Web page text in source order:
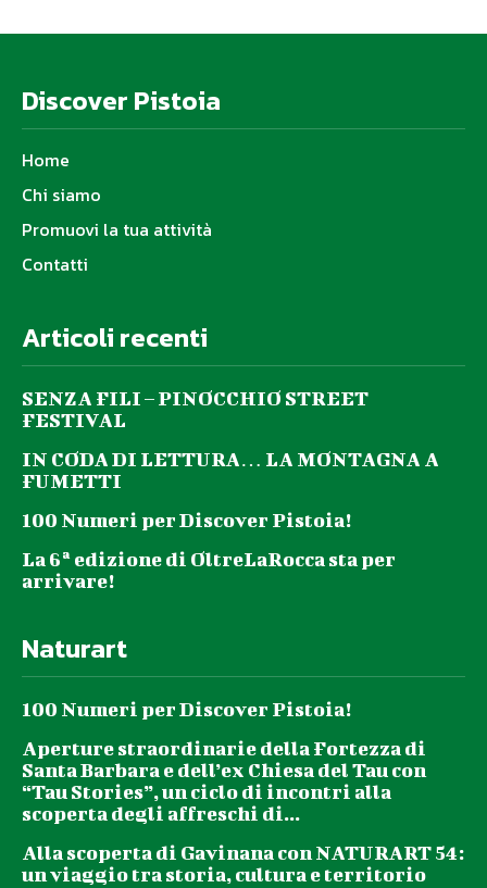
Discover Pistoia
Home
Chi siamo
Promuovi la tua attività
Contatti
Articoli recenti
SENZA FILI – PINOCCHIO STREET
FESTIVAL
IN CODA DI LETTURA… LA MONTAGNA A
FUMETTI
100 Numeri per Discover Pistoia!
La 6ª edizione di OltreLaRocca sta per
arrivare!
Naturart
100 Numeri per Discover Pistoia!
Aperture straordinarie della Fortezza di
Santa Barbara e dell’ex Chiesa del Tau con
“Tau Stories”, un ciclo di incontri alla
scoperta degli affreschi di...
Alla scoperta di Gavinana con NATURART 54:
un viaggio tra storia, cultura e territorio